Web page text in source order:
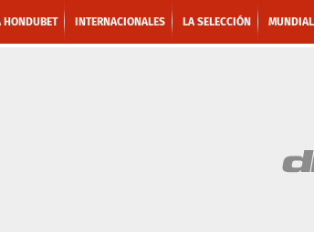
HONDUBET INTERNACIONALES LA SELECCIÓN